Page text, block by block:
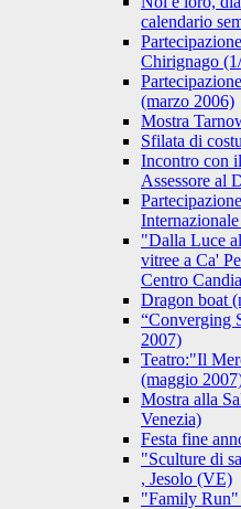
calendario
Chirignago
(marzo 2006)
Mostra
Sfilata di
Incontro con
Assessore al
"Dalla Luce
vitree a Ca'
Centro
Dragon boat
“Converging
2007)
Teatro:"Il
(maggio
Mostra alla
Venezia)
Festa fine
"Sculture di
, Jesolo (VE)
"Family Run"